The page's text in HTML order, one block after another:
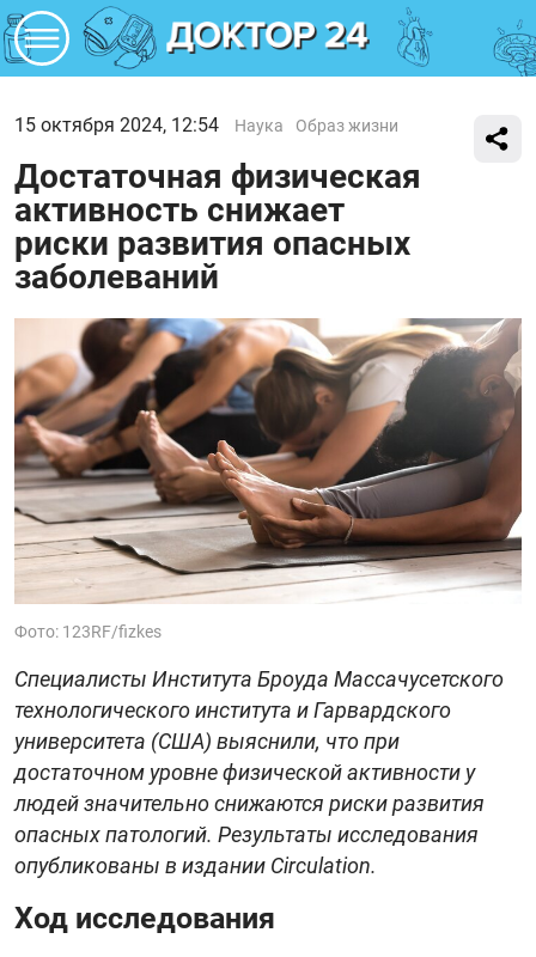
15 октября 2024, 12:54 Наука Образ жизни
Достаточная физическая
активность снижает
риски развития опасных
заболеваний
Фото: 123RF/fizkes
Специалисты Института Броуда Массачусетского
технологического института и Гарвардского
университета (США) выяснили, что при
достаточном уровне физической активности у
людей значительно снижаются риски развития
опасных патологий. Результаты исследования
опубликованы в издании Circulation.
Ход исследования